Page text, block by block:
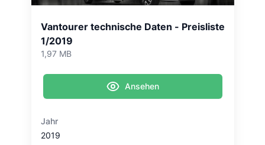
Vantourer technische Daten - Preisliste
1/2019
1,97 MB
Ansehen
Jahr
2019